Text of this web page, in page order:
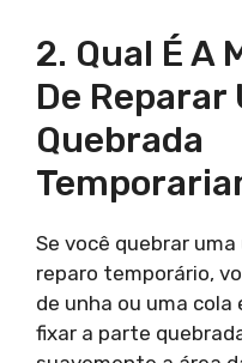
2. Qual É A
De Reparar
Quebrada
Se você quebrar
reparo temporário,
de unha ou uma cola
fixar a parte